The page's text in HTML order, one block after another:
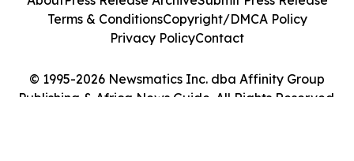
© 1995-2026 Newsmatics Inc. dba Affinity Group
Publishing & Africa News Guide. All Rights Reserved.
Terms & ConditionsCopyright/DMCA Policy
Privacy PolicyContact